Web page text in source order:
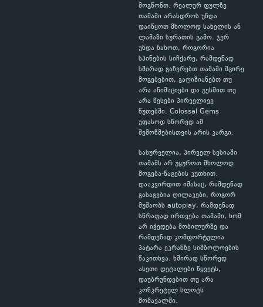
მოგწონთ. რეალურ ფულზე
თამაში არასდროს უნდა
დაიწყოთ მხოლოდ სახელის ან
ლამაზი სურათის გამო. ჯერ
უნდა ნახოთ, როგორია
სპინების სიჩქარე, რამდენად
ხშირად გაჩერებთ თამაში მცირე
მოგებებით, გაღიზიანებთ თუ
არა ანიმაციები და გესმით თუ
არა წესები პირველივე
წუთებში. Colossal Gems
უფასოდ სწორედ ამ
შემოწმებისთვის არის კარგი.
სასურველია, პირველ სესიაში
თამაშს არ უყუროთ მხოლოდ
მოგება-წაგების კუთხით.
დააკვირდით იმასაც, რამდენად
გასაგებია ღილაკები, როგორ
მუშაობს autoplay, რამდენად
სწრაფად ირთვება თამაში, ხომ
არ იჭედება მობილურზე და
რამდენად კომფორტულია
პატარა ეკრანზე სიმბოლოების
წაკითხვა. ხშირად სწორედ
ასეთი დეტალები წყვეტს,
დაუბრუნდებით თუ არა
კონკრეტულ სლოტს
მომავალში.